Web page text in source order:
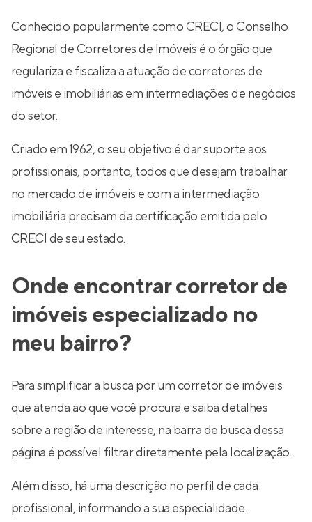
Conhecido popularmente como CRECI, o Conselho
Regional de Corretores de Imóveis é o órgão que
regulariza e fiscaliza a atuação de corretores de
imóveis e imobiliárias em intermediações de negócios
do setor.
Criado em 1962, o seu objetivo é dar suporte aos
profissionais, portanto, todos que desejam trabalhar
no mercado de imóveis e com a intermediação
imobiliária precisam da certificação emitida pelo
CRECI de seu estado.
Onde encontrar corretor de
imóveis especializado no
meu bairro?
Para simplificar a busca por um corretor de imóveis
que atenda ao que você procura e saiba detalhes
sobre a região de interesse, na barra de busca dessa
página é possível filtrar diretamente pela localização.
Além disso, há uma descrição no perfil de cada
profissional, informando a sua especialidade.